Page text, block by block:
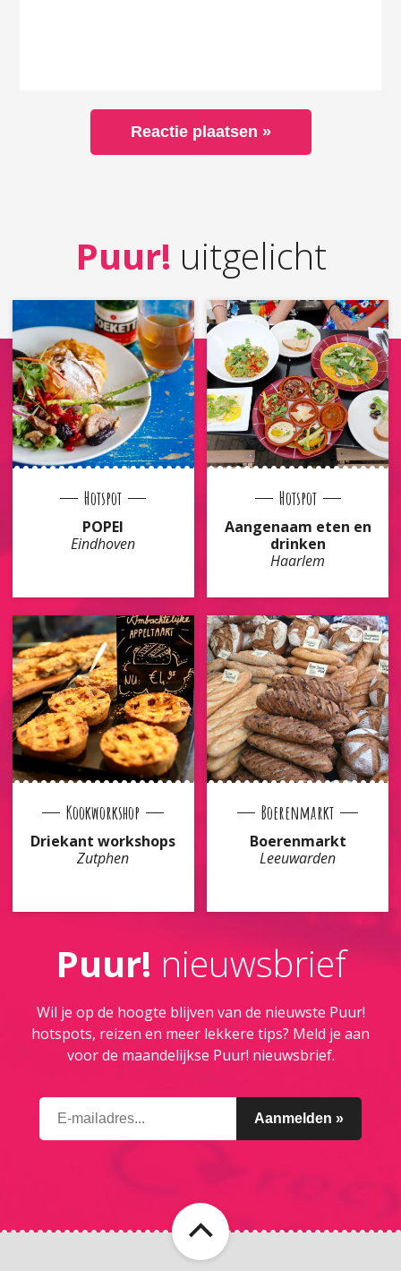
Puur! uitgelicht
Hotspot
POPEI
Eindhoven
Hotspot
Aangenaam eten en
drinken
Haarlem
Kookworkshop
Driekant workshops
Zutphen
Boerenmarkt
Boerenmarkt
Leeuwarden
Puur! nieuwsbrief
Wil je op de hoogte blijven van de nieuwste Puur!
hotspots, reizen en meer lekkere tips? Meld je aan
voor de maandelijkse Puur! nieuwsbrief.